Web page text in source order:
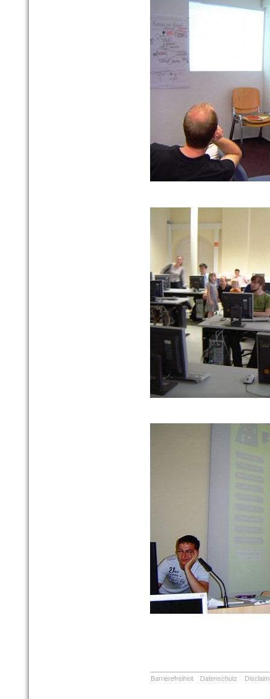
Barrierefreiheit Datenschutz